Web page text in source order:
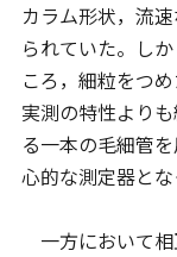
カラム形状，流
られていた。し
ころ，細粒をつ
実測の特性より
る一本の毛細管
心的な測定器と
一方において